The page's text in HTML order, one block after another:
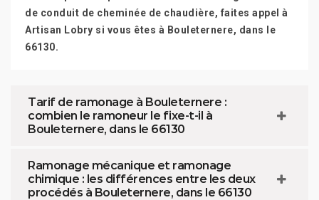
de conduit de cheminée de chaudière, faites appel à
Artisan Lobry si vous êtes à Bouleternere, dans le
66130.
Tarif de ramonage à Bouleternere :
combien le ramoneur le fixe-t-il à
Bouleternere, dans le 66130
Ramonage mécanique et ramonage
chimique : les différences entre les deux
procédés à Bouleternere, dans le 66130